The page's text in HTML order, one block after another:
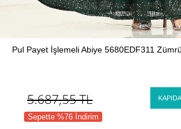
Pul Payet İşlemeli Abiye 5680EDF311
5.687,55TL
Sepette %76 İndirim